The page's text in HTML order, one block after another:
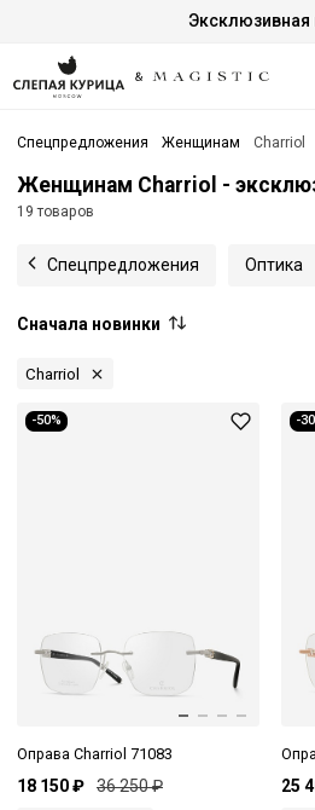
Эксклюзивная
Спецпредложения Женщинам Charriol
Женщинам Charriol -
19 товаров
Спецпредложения Оптика
Сначала новинки
Charriol
-50%
Оправа Charriol 71083
18 150 ₽ 36 250 ₽
-
25